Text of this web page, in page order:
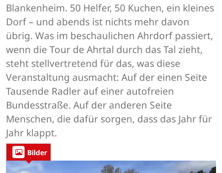
Blankenheim. 50 Helfer, 50 Kuchen, ein kleines
Dorf – und abends ist nichts mehr davon
übrig. Was im beschaulichen Ahrdorf passiert,
wenn die Tour de Ahrtal durch das Tal zieht,
steht stellvertretend für das, was diese
Veranstaltung ausmacht: Auf der einen Seite
Tausende Radler auf einer autofreien
Bundesstraße. Auf der anderen Seite
Menschen, die dafür sorgen, dass das Jahr für
Jahr klappt.
Bilder